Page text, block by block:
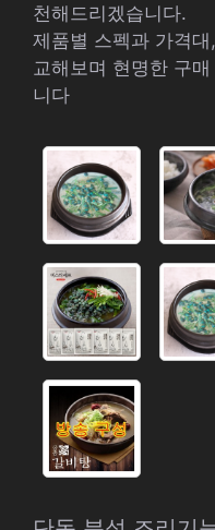
천해드리겠습니다.
제품별 스펙과 가격
교해보며 현명한 구
니다